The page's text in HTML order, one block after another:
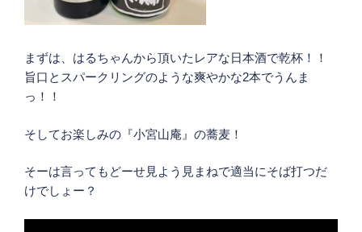
まずは、はるちゃんから頂いたレアな日本酒で乾杯！！
旨口とスパークリングのような爽やかな2本でうんま
っ！！
そしてお楽しみの『小宮山庵』の蕎麦！
そーは言ってもどーせ見よう見まねで適当にそば打つだ
けでしょー？